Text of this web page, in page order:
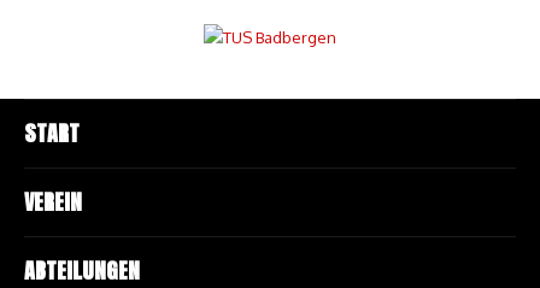
START
VEREIN
ABTEILUNGEN